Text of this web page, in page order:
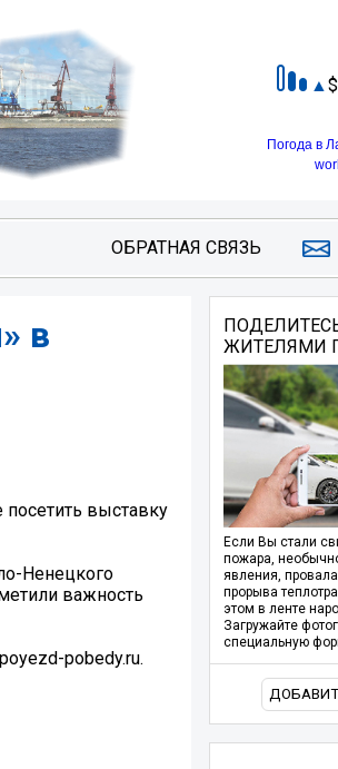
Погода в
ОБРАТНАЯ СВЯЗЬ
в
выставку
Ненецкого
важность
pobedy.ru.
ЖИТЕЛЯМИ
Если Вы стали
пожара,
явления,
прорыва
этом в ленте
Загружайте
специальную